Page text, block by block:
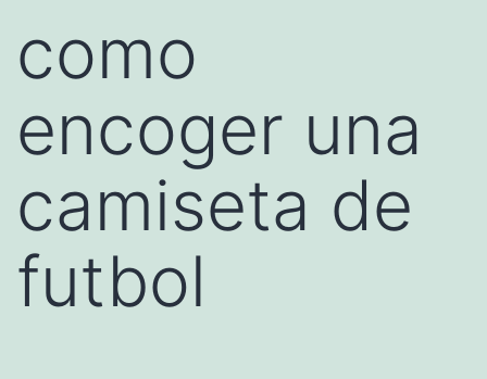
como
encoger una
camiseta de
futbol